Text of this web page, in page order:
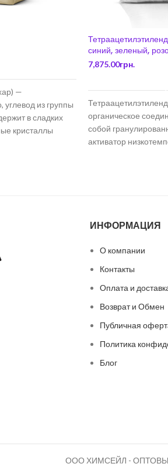
—
углевод из группы
в сладких
кристаллы
синий, зеленый,
7,875.00грн.
органическое
собой
активатор
ИНФОРМАЦИЯ
О компании
Контакты
Оплата и
Возврат и Обмен
Публичная
Политика
Блог
ООО ХИМСЕЙЛ -